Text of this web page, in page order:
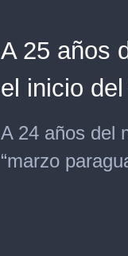
A 25 años
el inicio del
A 24 años del
“marzo